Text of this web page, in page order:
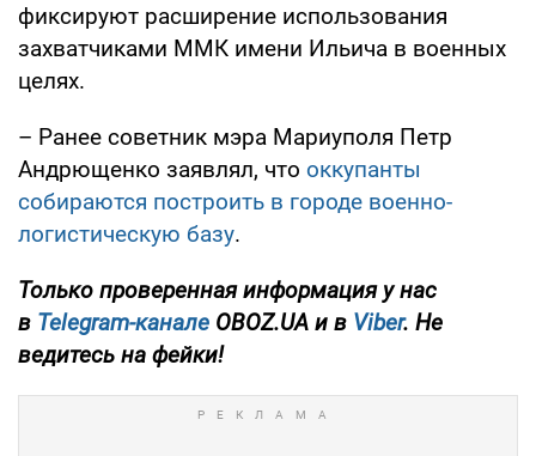
фиксируют расширение использования
захватчиками ММК имени Ильича в военных
целях.
– Ранее советник мэра Мариуполя Петр
Андрющенко заявлял, что оккупанты
собираются построить в городе военно-
логистическую базу.
Только проверенная информация у нас
в Telegram-канале OBOZ.UA и в Viber. Не
ведитесь на фейки!